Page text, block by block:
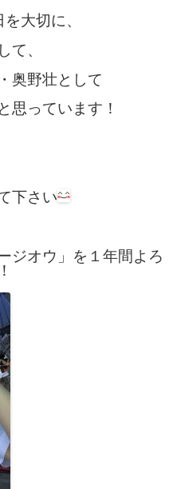
大切に、
て、
奥野壮として
思っています！
下さい
ジオウ」を１年間よろ